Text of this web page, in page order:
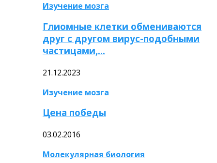
Изучение мозга
Глиомные клетки обмениваются
друг с другом вирус-подобными
частицами,…
21.12.2023
Изучение мозга
Цена победы
03.02.2016
Молекулярная биология